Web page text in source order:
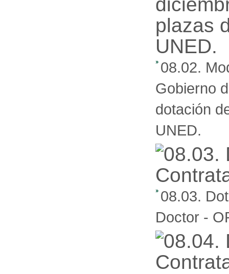
08.02.
Gobierno
dotación
UNED.
08.03.
Doctor -